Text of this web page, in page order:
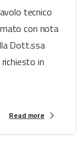
tecnico
con nota
Dott.ssa
in
Read more